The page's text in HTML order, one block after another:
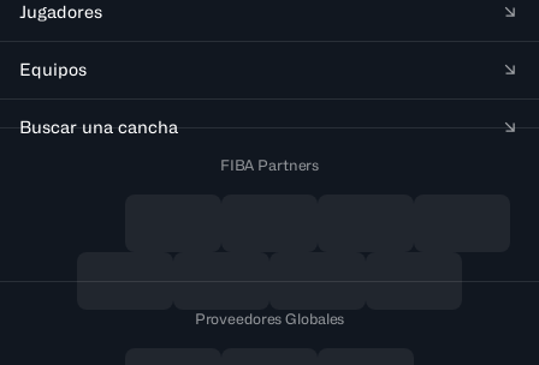
Jugadores
Equipos
Buscar una cancha
FIBA Partners
Proveedores Globales